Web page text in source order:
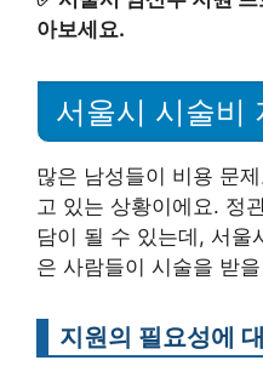
아보세요.
서울시 시술비
많은 남성들이 비용 문
고 있는 상황이에요. 정
담이 될 수 있는데, 서울
은 사람들이 시술을 받
지원의 필요성에